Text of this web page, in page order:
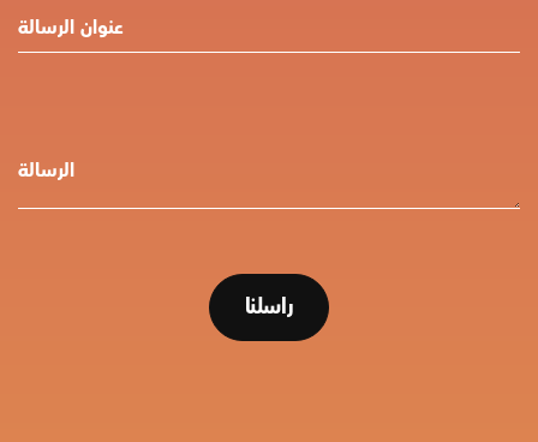
راسلنا
راسلنا